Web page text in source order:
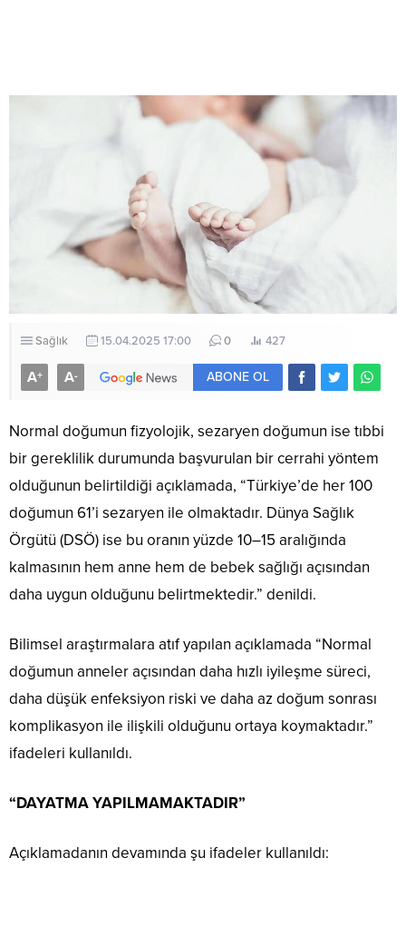
Sağlık 15.04.2025 17:00 0 427
A+ A- ABONE OL
Normal doğumun fizyolojik, sezaryen doğumun ise tıbbi
bir gereklilik durumunda başvurulan bir cerrahi yöntem
olduğunun belirtildiği açıklamada, “Türkiye’de her 100
doğumun 61’i sezaryen ile olmaktadır. Dünya Sağlık
Örgütü (DSÖ) ise bu oranın yüzde 10–15 aralığında
kalmasının hem anne hem de bebek sağlığı açısından
daha uygun olduğunu belirtmektedir.” denildi.
Bilimsel araştırmalara atıf yapılan açıklamada “Normal
doğumun anneler açısından daha hızlı iyileşme süreci,
daha düşük enfeksiyon riski ve daha az doğum sonrası
komplikasyon ile ilişkili olduğunu ortaya koymaktadır.”
ifadeleri kullanıldı.
“DAYATMA YAPILMAMAKTADIR”
Açıklamadanın devamında şu ifadeler kullanıldı: